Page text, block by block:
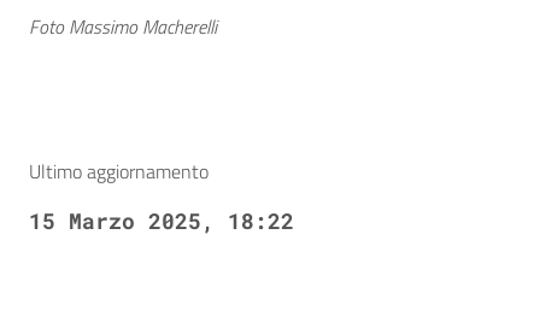
Foto Massimo Macherelli
Ultimo aggiornamento
15 Marzo 2025, 18:22